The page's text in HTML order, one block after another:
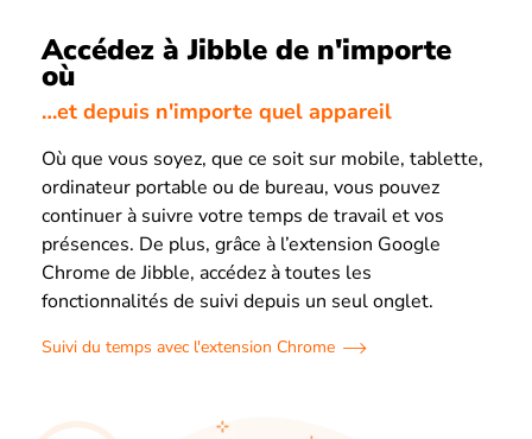
Accédez à Jibble de n'importe
où
…et depuis n'importe quel appareil
Où que vous soyez, que ce soit sur mobile, tablette,
ordinateur portable ou de bureau, vous pouvez
continuer à suivre votre temps de travail et vos
présences. De plus, grâce à l’extension Google
Chrome de Jibble, accédez à toutes les
fonctionnalités de suivi depuis un seul onglet.
Suivi du temps avec l'extension Chrome